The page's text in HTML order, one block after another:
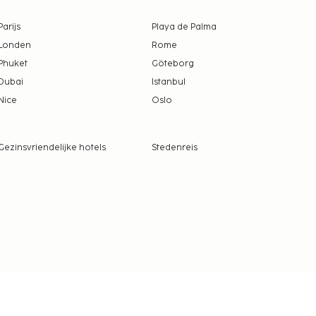
Playa de Palma
Rome
Göteborg
Istanbul
Oslo
hotels
Stedenreis